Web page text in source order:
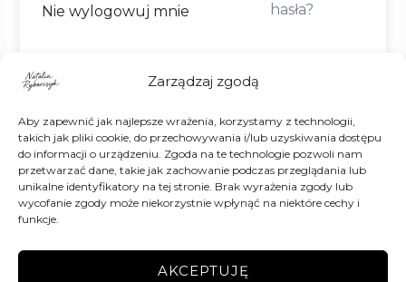
Zarządzaj zgodą
Aby zapewnić jak najlepsze wrażenia, korzystamy z technologii,
takich jak pliki cookie, do przechowywania i/lub uzyskiwania dostępu
do informacji o urządzeniu. Zgoda na te technologie pozwoli nam
przetwarzać dane, takie jak zachowanie podczas przeglądania lub
unikalne identyfikatory na tej stronie. Brak wyrażenia zgody lub
wycofanie zgody może niekorzystnie wpłynąć na niektóre cechy i
funkcje.
AKCEPTUJĘ
Nie wylogowuj mnie
hasła?
DOŁĄCZ
Nie masz jeszcze konta?Zarejestruj się